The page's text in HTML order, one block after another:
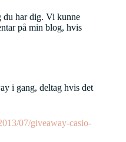
du har dig. Vi kunne
på min blog, hvis
i gang, deltag hvis det
07/giveaway-casio-